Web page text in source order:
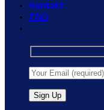
Kontakt
FAQ